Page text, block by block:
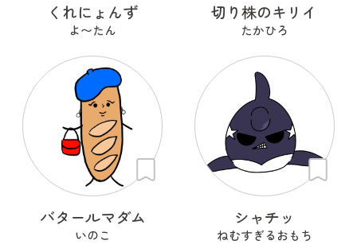
くれにょんず
よ〜たん
切り株のキリイ
たかひろ
バタールマダム
いのこ
シャチッ
ねむすぎるおもち